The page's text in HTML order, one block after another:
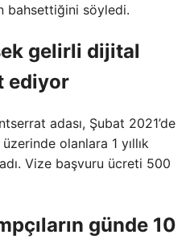
bahsettiğini söyledi.
gelirli dijital
ediyor
adası, Şubat 2021’de
olanlara 1 yıllık
Vize başvuru ücreti 500
günde 10